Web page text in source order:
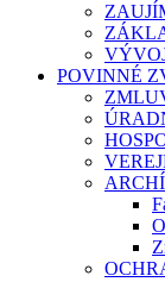
POVINNÉ